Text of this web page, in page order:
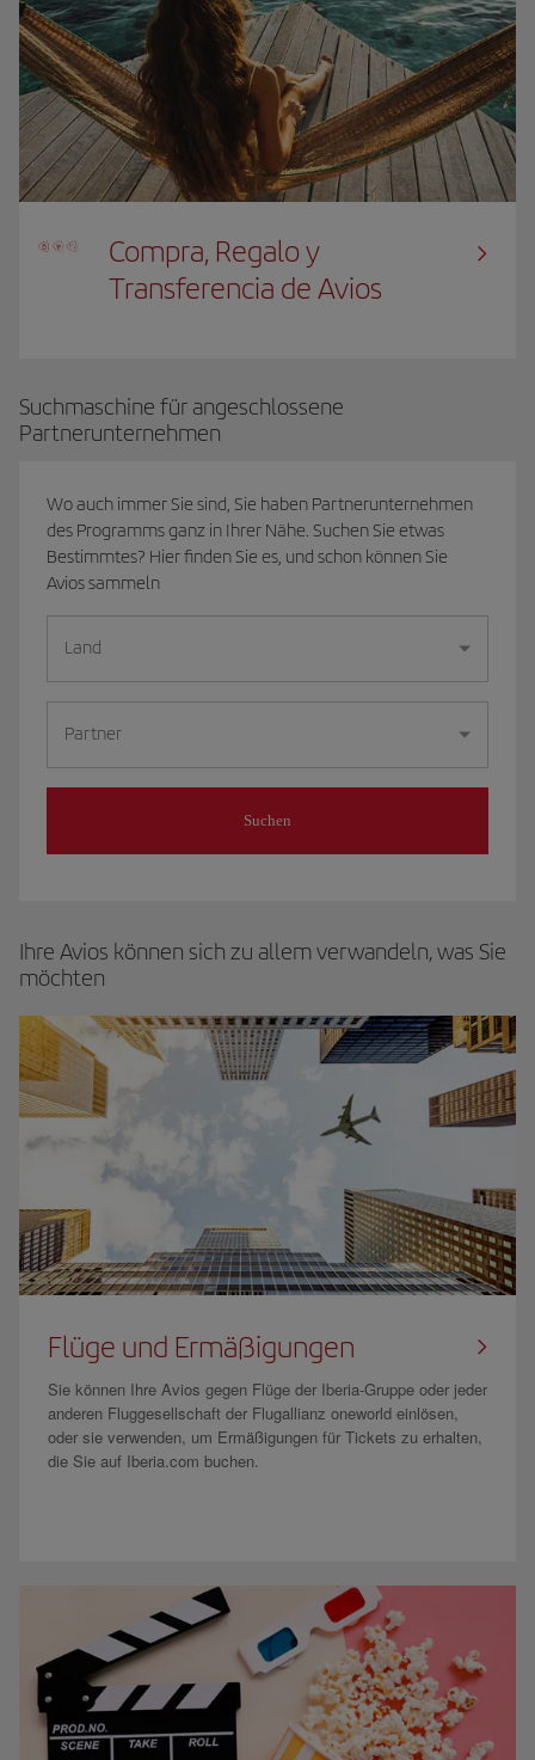
Compra, Regalo y
Transferencia de Avios
Suchmaschine für angeschlossene
Partnerunternehmen
Wo auch immer Sie sind, Sie haben Partnerunternehmen
des Programms ganz in Ihrer Nähe. Suchen Sie etwas
Bestimmtes? Hier finden Sie es, und schon können Sie
Avios sammeln
Land
Partner
Suchen
Ihre Avios können sich zu allem verwandeln, was Sie
möchten
Flüge und Ermäßigungen
Sie können Ihre Avios gegen Flüge der Iberia-Gruppe oder jeder
anderen Fluggesellschaft der Flugallianz oneworld einlösen,
oder sie verwenden, um Ermäßigungen für Tickets zu erhalten,
die Sie auf Iberia.com buchen.